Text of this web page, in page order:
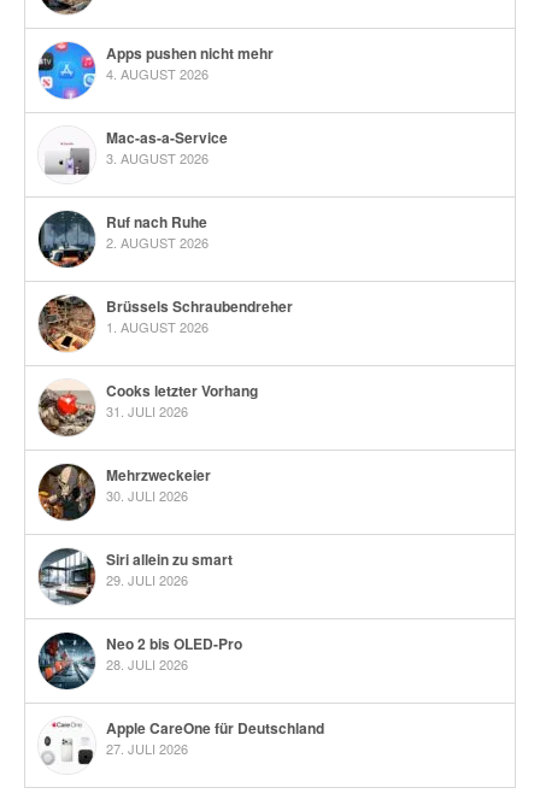
Apps pushen nicht mehr
4. AUGUST 2026
Mac-as-a-Service
3. AUGUST 2026
Ruf nach Ruhe
2. AUGUST 2026
Brüssels Schraubendreher
1. AUGUST 2026
Cooks letzter Vorhang
31. JULI 2026
Mehrzweckeier
30. JULI 2026
Siri allein zu smart
29. JULI 2026
Neo 2 bis OLED-Pro
28. JULI 2026
Apple CareOne für Deutschland
27. JULI 2026